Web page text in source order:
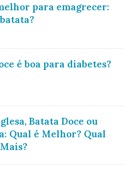
para emagrecer:
é boa para diabetes?
Batata Doce ou
Qual é Melhor? Qual